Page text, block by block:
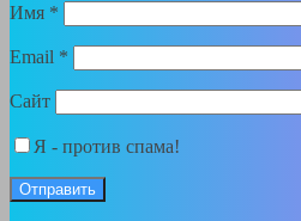
Имя *
Email *
Сайт
Я - против спама!